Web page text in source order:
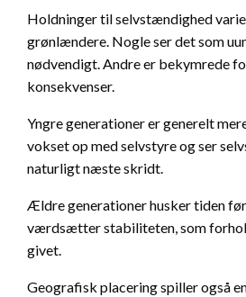
Holdninger til selvstændighed
grønlændere. Nogle ser det som
nødvendigt. Andre er bekymrede
konsekvenser.
Yngre generationer er generelt
vokset op med selvstyre og ser
naturligt næste skridt.
Ældre generationer husker tiden
værdsætter stabiliteten, som
givet.
Geografisk placering spiller også